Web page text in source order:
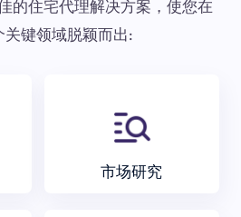
的住宅代理解决方案，使您在
关键领域脱颖而出:
市场研究